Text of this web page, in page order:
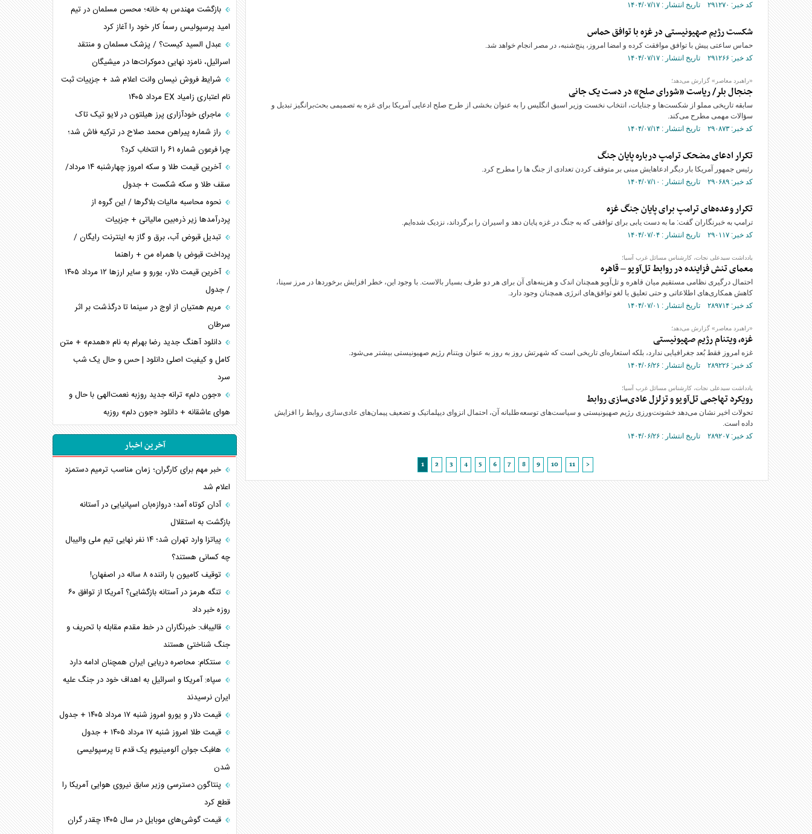
کد خبر: ۲۹۱۲۷۰ تاریخ انتشار : ۱۴۰۴/۰۷/۱۷
شکست رژیم صهیونیستی در غزه با توافق حماس
حماس ساعتی پیش با توافق موافقت کرده و امضا امروز، پنج‌شنبه، در مصر انجام خواهد شد.
کد خبر: ۲۹۱۲۶۶ تاریخ انتشار : ۱۴۰۴/۰۷/۱۷
«راهبرد معاصر» گزارش می‌دهد؛
جنجال بلر/ ریاست «شورای صلح» در دست یک جانی
سابقه تاریخی مملو از شکست‌ها و جنایات، انتخاب نخست وزیر اسبق انگلیس را به عنوان بخشی از طرح صلح ادعایی آمریکا برای غزه به تصمیمی بحث‌برانگیز تبدیل و
سؤالات مهمی مطرح می‌کند.
کد خبر: ۲۹۰۸۷۳ تاریخ انتشار : ۱۴۰۴/۰۷/۱۴
تکرار ادعای مضحک ترامپ درباره پایان جنگ
رئیس جمهور آمریکا بار دیگر ادعاهایش مبنی بر متوقف کردن تعدادی از جنگ ها را مطرح کرد.
کد خبر: ۲۹۰۶۸۹ تاریخ انتشار : ۱۴۰۴/۰۷/۱۰
تکرار وعده‌های ترامپ برای پایان جنگ غزه
ترامپ به خبرنگاران گفت: ما به دست یابی برای توافقی که به جنگ در غزه پایان دهد و اسیران را برگرداند، نزدیک شده‌ایم.
کد خبر: ۲۹۰۱۱۷ تاریخ انتشار : ۱۴۰۴/۰۷/۰۴
یادداشت سیدعلی نجات، کارشناس مسائل غرب آسیا؛
معمای تنش فزاینده در روابط تل‌آویو – قاهره
احتمال درگیری نظامی مستقیم میان قاهره و تل‌آویو همچنان اندک و هزینه‌های آن برای هر دو طرف بسیار بالاست. با وجود این، خطر افزایش برخوردها در مرز سینا،
کاهش همکاری‌های اطلاعاتی و حتی تعلیق یا لغو توافق‌های انرژی همچنان وجود دارد.
کد خبر: ۲۸۹۷۱۴ تاریخ انتشار : ۱۴۰۴/۰۷/۰۱
«راهبرد معاصر» گزارش می‌دهد؛
غزه، ویتنام رژیم صهیونیستی
غزه امروز فقط بُعد جغرافیایی ندارد، بلکه استعاره‌ای تاریخی است که شهرتش روز به روز به عنوان ویتنام رژیم صهیونیستی بیشتر می‌شود.
کد خبر: ۲۸۹۲۲۶ تاریخ انتشار : ۱۴۰۴/۰۶/۲۶
یادداشت سیدعلی نجات، کارشناس مسائل غرب آسیا؛
رویکرد تهاجمی تل‌آویو و تزلزل عادی‌سازی روابط
تحولات اخیر نشان می‌دهد خشونت‌ورزی رژیم صهیونیستی و سیاست‌های توسعه‌طلبانه آن، احتمال انزوای دیپلماتیک و تضعیف پیمان‌های عادی‌سازی روابط را افزایش
داده است.
کد خبر: ۲۸۹۲۰۷ تاریخ انتشار : ۱۴۰۴/۰۶/۲۶
1 2 3 4 5 6 7 8 9 10 11 >
بازگشت مهندس به خانه؛ محسن مسلمان در تیم
امید پرسپولیس رسماً کار خود را آغاز کرد
عبدل السید کیست؟ / پزشک مسلمان و منتقد
اسرائیل، نامزد نهایی دموکرات‌ها در میشیگان
شرایط فروش نیسان وانت اعلام شد + جزییات ثبت
نام اعتباری زامیاد EX مرداد ۱۴۰۵
ماجرای خودآزاری پرز هیلتون در لایو تیک تاک
راز شماره پیراهن محمد صلاح در ترکیه فاش شد؛
چرا فرعون شماره ۶۱ را انتخاب کرد؟
آخرین قیمت طلا و سکه امروز چهارشنبه ۱۴ مرداد/
سقف طلا و سکه شکست + جدول
نحوه محاسبه مالیات بلاگر‌ها / این گروه از
پردرآمد‌ها زیر ذره‌بین مالیاتی + جزییات
تبدیل قبوض آب، برق و گاز به اینترنت رایگان /
پرداخت قبوض با همراه من + راهنما
آخرین قیمت دلار، یورو و سایر ارز‌ها ۱۲ مرداد ۱۴۰۵
/ جدول
مریم همتیان از اوج در سینما تا درگذشت بر اثر
سرطان
دانلود آهنگ جدید رضا بهرام به نام «همدم» + متن
کامل و کیفیت اصلی دانلود | حس و حال یک شب
سرد
«جون دلم» ترانه جدید روزبه نعمت‌الهی با حال و
هوای عاشقانه + دانلود «جون دلم» روزبه
آخرین اخبار
خبر مهم برای کارگران؛ زمان مناسب ترمیم دستمزد
اعلام شد
آدان کوتاه آمد؛ دروازه‌بان اسپانیایی در آستانه
بازگشت به استقلال
پیاتزا وارد تهران شد؛ ۱۴ نفر نهایی تیم ملی والیبال
چه کسانی هستند؟
توقیف کامیون با راننده ۸ ساله در اصفهان!
تنگه هرمز در آستانه بازگشایی؟ آمریکا از توافق ۶۰
روزه خبر داد
قالیباف: خبرنگاران در خط مقدم مقابله با تحریف و
جنگ شناختی هستند
سنتکام: محاصره دریایی ایران همچنان ادامه دارد
سپاه: آمریکا و اسرائیل به اهداف خود در جنگ علیه
ایران نرسیدند
قیمت دلار و یورو امروز شنبه ۱۷ مرداد ۱۴۰۵ + جدول
قیمت طلا امروز شنبه ۱۷ مرداد ۱۴۰۵ + جدول
هافبک جوان آلومینیوم یک قدم تا پرسپولیسی
شدن
پنتاگون دسترسی وزیر سابق نیروی هوایی آمریکا را
قطع کرد
قیمت گوشی‌های موبایل در سال ۱۴۰۵ چقدر گران